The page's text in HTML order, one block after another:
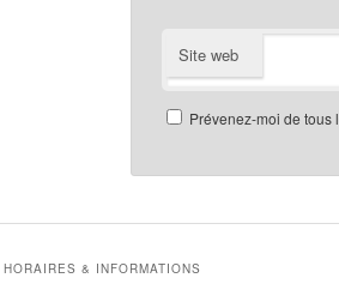
Site web
Prévenez-moi de tous
HORAIRES & INFORMATIONS